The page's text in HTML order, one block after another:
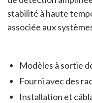
stabilité à haute
associée aux
Modèles à sortie
Fourni avec des
Installation et